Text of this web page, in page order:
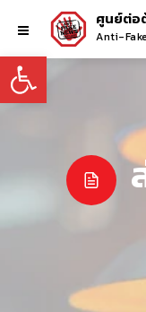
Open toolbar
ศูนย์ต่อ
Anti-